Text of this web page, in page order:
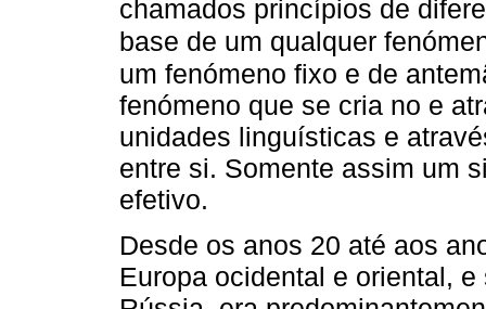
chamados princípios de
base de um qualquer
um fenómeno fixo e de
fenómeno que se cria no e
unidades linguísticas e
entre si. Somente assim um
efetivo.
Desde os anos 20 até aos
Europa ocidental e oriental,